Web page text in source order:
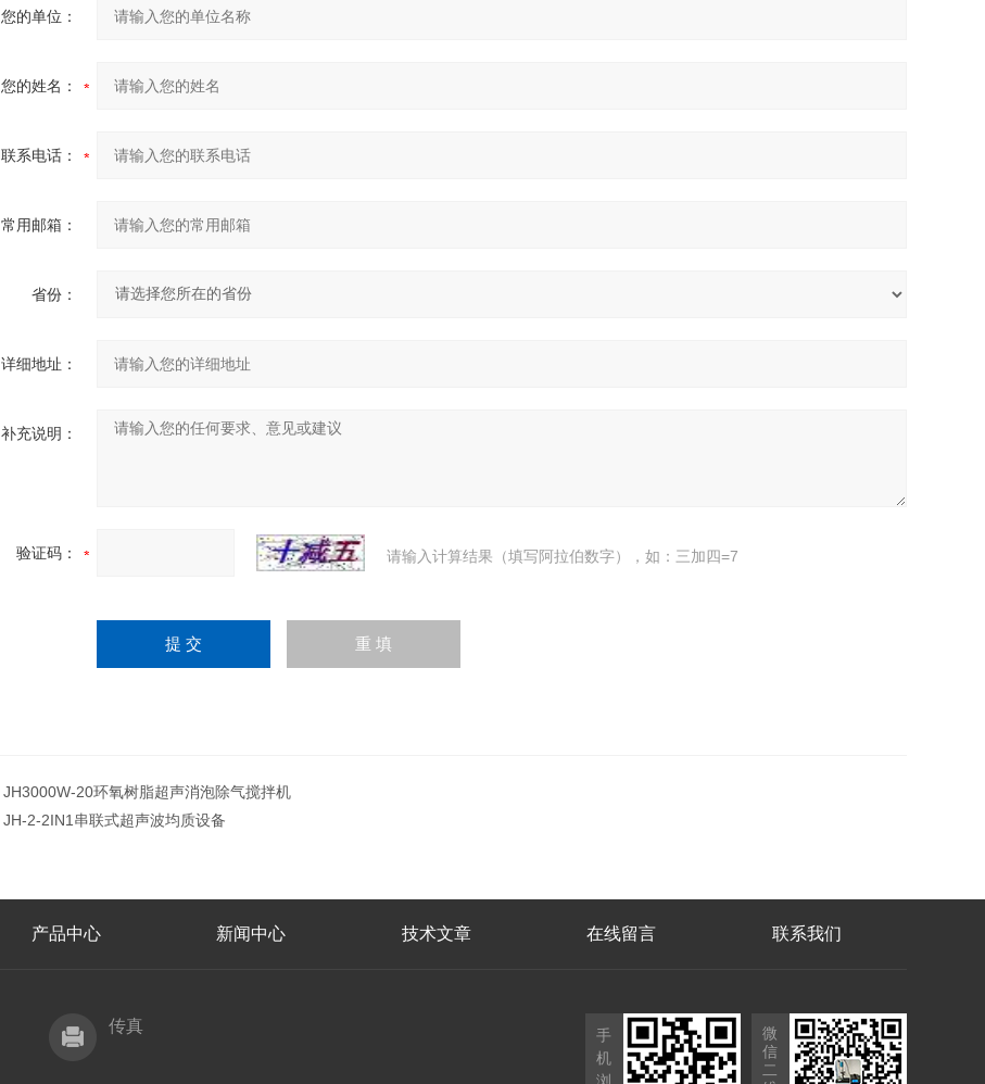
您的单位：
您的姓名：
联系电话：
常用邮箱：
省份：
详细地址：
补充说明：
验证码： 请输入计算结果（填写阿拉伯数字），如：三加四=7
JH3000W-20环氧树脂超声消泡除气搅拌机
JH-2-2IN1串联式超声波均质设备
产品中心 新闻中心 技术文章 在线留言 联系我们
传真
手
机
微
信
二